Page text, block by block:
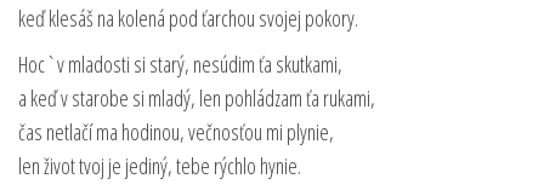
keď klesáš na kolená pod ťarchou svojej pokory.
Hoc`v mladosti si starý, nesúdim ťa skutkami,
a keď v starobe si mladý, len pohládzam ťa rukami,
čas netlačí ma hodinou, večnosťou mi plynie,
len život tvoj je jediný, tebe rýchlo hynie.